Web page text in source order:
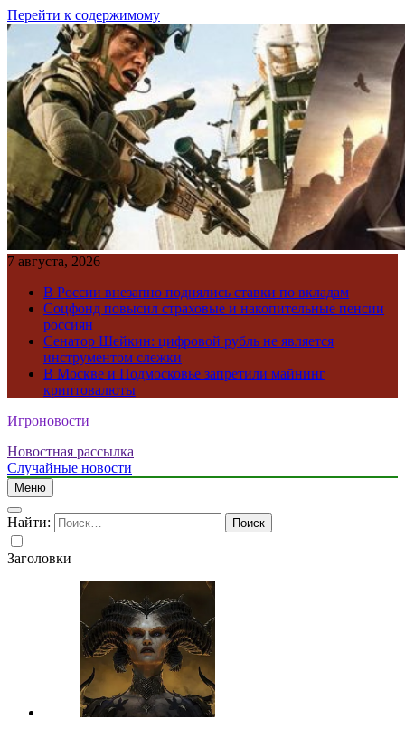
Перейти к содержимому
7 августа, 2026
В России внезапно поднялись ставки по вкладам
Соцфонд повысил страховые и накопительные пенсии
россиян
Сенатор Шейкин: цифровой рубль не является
инструментом слежки
В Москве и Подмосковье запретили майнинг
криптовалюты
Игроновости
Новостная рассылка
Случайные новости
Меню
Найти:
Заголовки